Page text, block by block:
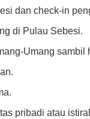
dan check-in
di Pulau Sebesi.
Umang sambil
pribadi atau